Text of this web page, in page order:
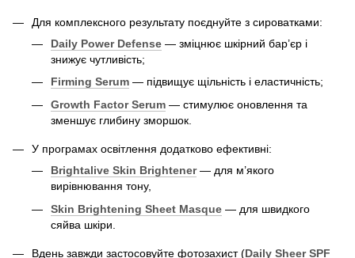
Для комплексного результату поєднуйте з сироватками:
Daily Power Defense — зміцнює шкірний бар’єр і
знижує чутливість;
Firming Serum — підвищує щільність і еластичність;
Growth Factor Serum — стимулює оновлення та
зменшує глибину зморшок.
У програмах освітлення додатково ефективні:
Brightalive Skin Brightener— для м’якого
вирівнювання тону,
Skin Brightening Sheet Masque — для швидкого
сяйва шкіри.
Вдень завжди застосовуйте фотозахист (Daily Sheer SPF